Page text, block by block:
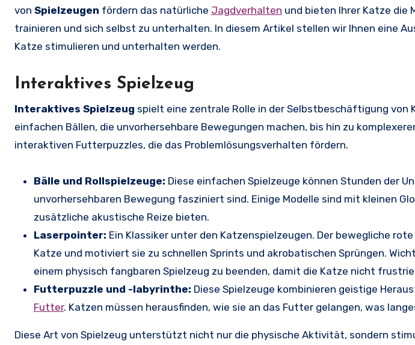
von Spielzeugen fördern das natürliche Jagdverhalten und bieten Ihrer Katze die
trainieren und sich selbst zu unterhalten. In diesem Artikel stellen wir Ihnen eine
Katze stimulieren und unterhalten werden.
Interaktives Spielzeug
Interaktives Spielzeug spielt eine zentrale Rolle in der Selbstbeschäftigung von
einfachen Bällen, die unvorhersehbare Bewegungen machen, bis hin zu
interaktiven Futterpuzzles, die das Problemlösungsverhalten fördern.
Bälle und Rollspielzeuge: Diese einfachen Spielzeuge können Stunden der
unvorhersehbaren Bewegung fasziniert sind. Einige Modelle sind mit kleinen
zusätzliche akustische Reize bieten.
Laserpointer: Ein Klassiker unter den Katzenspielzeugen. Der bewegliche
Katze und motiviert sie zu schnellen Sprints und akrobatischen Sprüngen.
einem physisch fangbaren Spielzeug zu beenden, damit die Katze nicht
Futterpuzzle und -labyrinthe: Diese Spielzeuge kombinieren geistige
Futter. Katzen müssen herausfinden, wie sie an das Futter gelangen, was
Diese Art von Spielzeug unterstützt nicht nur die physische Aktivität, sondern